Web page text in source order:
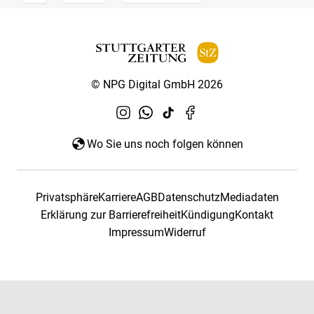
© NPG Digital GmbH 2026
Wo Sie uns noch folgen können
PrivatsphäreKarriereAGBDatenschutzMediadaten
Erklärung zur BarrierefreiheitKündigungKontakt
ImpressumWiderruf